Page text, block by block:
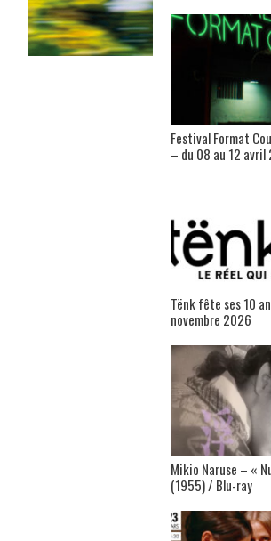
Festival Format
– du 08 au 12 avril
Tënk fête ses 10
novembre 2026
Mikio Naruse – «
(1955) / Blu-ray